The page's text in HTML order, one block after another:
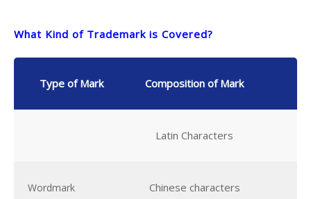
What Kind of Trademark is Covered?
Type of Mark Composition of Mark
Latin Characters
Wordmark Chinese characters